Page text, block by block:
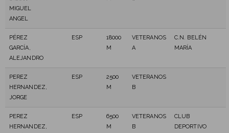
MIGUEL
ANGEL
PÉREZ
GARCÍA,
ALEJANDRO
ESP
18000
M
VETERANOS
A
C.N. BELÉN
MARÍA
PEREZ
HERNANDEZ,
JORGE
ESP
2500
M
VETERANOS
B
PEREZ
HERNANDEZ,
ESP
6500
M
VETERANOS
B
CLUB
DEPORTIVO